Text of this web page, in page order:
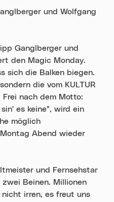
und Wolfgang
Ganglberger und
den Magic Monday.
sich die Balken biegen.
die vom KULTUR
Frei nach dem Motto:
es keine", wird ein
möglich
Abend wieder
und Fernsehstar
Beinen. Millionen
nicht irren, es freut uns